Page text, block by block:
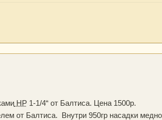
НР1-1/4“ от Балтиса. Цена 1500р.
от Балтиса. Внутри 950гр насадки